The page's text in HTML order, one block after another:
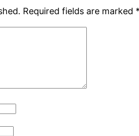
Required fields are marked *